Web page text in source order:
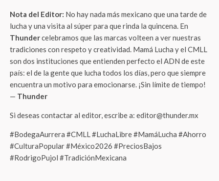
Nota del Editor: No hay nada más mexicano que una tarde de
lucha y una visita al súper para que rinda la quincena. En
Thundercelebramos que las marcas volteen a ver nuestras
tradiciones con respeto y creatividad. Mamá Lucha y el CMLL
son dos instituciones que entienden perfecto el ADN de este
país: el de la gente que lucha todos los días, pero que siempre
encuentra un motivo para emocionarse. ¡Sin límite de tiempo!
— Thunder
Si deseas contactar al editor, escribe a: editor@thunder.mx
#BodegaAurrera #CMLL #LuchaLibre #MamáLucha #Ahorro
#CulturaPopular #México2026 #PreciosBajos
#RodrigoPujol #TradiciónMexicana